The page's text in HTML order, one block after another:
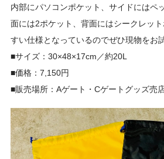
内部にパソコンポケット、サイドにはペ
面には2ポケット、背面にはシークレッ
すい仕様となっているのでぜひ現物をお
■サイズ： 30×48×17cm／約20L
■価格：7,150円
■販売場所：Aゲート・Cゲートグッズ売